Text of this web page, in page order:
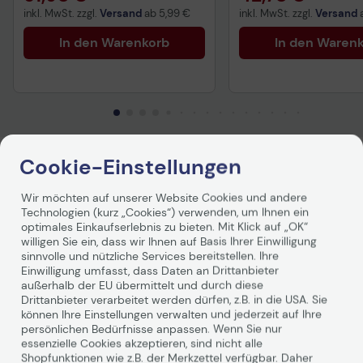
inkl. MwSt. zzgl. Versand ab 5,99 €
In den Warenkorb
inkl. MwSt. zzgl. Versand
In den
Produktbeschreibung
Erleben Sie lebendige Farben, scharfe Details und
beeindruckende Kontraste für ausstellungsreife
Fotos. Sofort trocknende Drucke auf professionellem HP
Professional Instant-dry Satin-Fotopapier sind einfach
zu handhaben und bieten eine lange
Haltbarkeit. Zusammen mit Original HP Pigmenttinten
entwickelt, verblassen die Drucke in Innenräumen bis zu
200 Jahre lang nicht und bleiben vor direkter
Sonneneinstrahlung geschützt.
Erleben Sie lebendige Farben, scharfe Details und
Cookie-Einstellungen
Wir möchten auf unserer Website Cookies und andere
Technologien (kurz „Cookies“) verwenden, um Ihnen ein
optimales Einkaufserlebnis zu bieten. Mit Klick auf „OK“
willigen Sie ein, dass wir Ihnen auf Basis Ihrer Einwilligung
sinnvolle und nützliche Services bereitstellen. Ihre
Einwilligung umfasst, dass Daten an Drittanbieter
außerhalb der EU übermittelt und durch diese
Drittanbieter verarbeitet werden dürfen, z.B. in die USA. Sie
können Ihre Einstellungen verwalten und jederzeit auf Ihre
persönlichen Bedürfnisse anpassen. Wenn Sie nur
essenzielle Cookies akzeptieren, sind nicht alle
Shopfunktionen wie z.B. der Merkzettel verfügbar. Daher